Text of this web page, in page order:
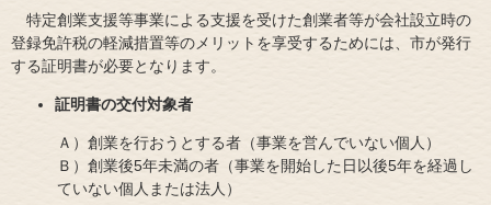
特定創業支援等事業による支援を受けた創業者等が会社設立時の
登録免許税の軽減措置等のメリットを享受するためには、市が発行
する証明書が必要となります。
証明書の交付対象者
Ａ）創業を行おうとする者（事業を営んでいない個人）
Ｂ）創業後5年未満の者（事業を開始した日以後5年を経過し
ていない個人または法人）